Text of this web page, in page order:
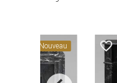
favorite_border
Nouveau